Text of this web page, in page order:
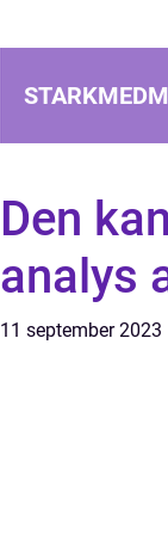
Den
analys
11 september 2023